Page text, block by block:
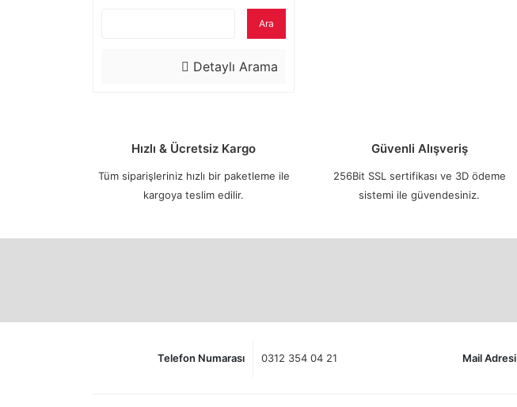
Ara
Detaylı Arama
Hızlı & Ücretsiz Kargo
Tüm siparişleriniz hızlı bir paketleme ile
kargoya teslim edilir.
Güvenli Alışveriş
256Bit SSL sertifikası ve 3D ödeme
sistemi ile güvendesiniz.
Telefon Numarası 0312 354 04 21 Mail Adresi